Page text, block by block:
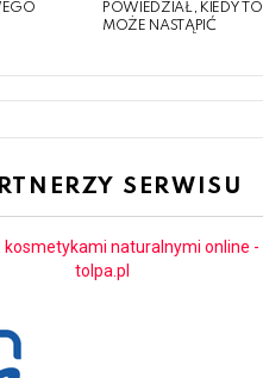
POWIEDZIAŁ, KIEDY TO
MOŻE NASTĄPIĆ
SERWISU
kosmetykami naturalnymi online -
tolpa.pl